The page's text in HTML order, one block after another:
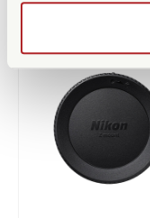
KÖP